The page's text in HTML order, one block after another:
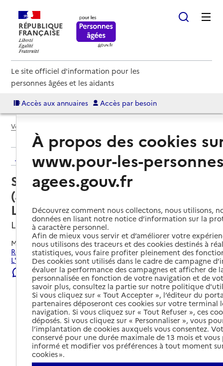
RÉPUBLIQUE
FRANÇAISE
Le site officiel d'information pour les
personnes âgées et les aidants
Accès aux annuaires Accès par besoin
Voir le fil d’Ariane
Retour aux résultats de l'annuaire
Service autonomie à domicile
(aide et soins) – Services ASA
L'Union
L'Union, HAUTE-GARONNE
Mis à jour le07/08/2026
Rechercher les établissements et services autour de
L'Union.
Signaler une erreur
À propos des cookies
www.pour-les-
agees.gouv.fr
Découvrez comment nous collectons, nous utilisons,
données en lisant notre notice d’information sur la
à caractère personnel.
Afin de mieux vous servir et d’améliorer votre
nous utilisons des traceurs et des cookies destinés à
statistiques, vous faire profiter pleinement des
Des cookies sont utilisés dans le cadre de campagne
évaluer la performance des campagnes et afficher de
personnalisée en fonction de votre navigation et de
savoir plus, consultez la partie sur notre politique
Si vous cliquez sur « Tout Accepter », l’éditeur du
partenaires déposeront ces cookies sur votre terminal
navigation. Si vous cliquez sur « Tout Refuser », ces
déposés. Si vous cliquez sur « Personnaliser », vous
l’implantation de cookies auxquels vous consentez.
conservé pour une durée maximale de 13 mois et
informé et modifier vos préférences à tout moment
cookies ».